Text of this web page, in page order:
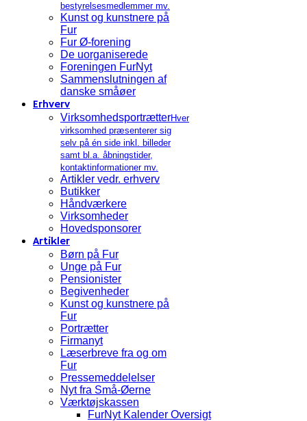
bestyrelsesmedlemmer mv.
Kunst og kunstnere på
Fur
Fur Ø-forening
De uorganiserede
Foreningen FurNyt
Sammenslutningen af
danske småøer
Erhverv
VirksomhedsportrætterHver
virksomhed præsenterer sig
selv på én side inkl. billeder
samt bl.a. åbningstider,
kontaktinformationer mv.
Artikler vedr. erhverv
Butikker
Håndværkere
Virksomheder
Hovedsponsorer
Artikler
Børn på Fur
Unge på Fur
Pensionister
Begivenheder
Kunst og kunstnere på
Fur
Portrætter
Firmanyt
Læserbreve fra og om
Fur
Pressemeddelelser
Nyt fra Små-Øerne
Værktøjskassen
FurNyt Kalender Oversigt